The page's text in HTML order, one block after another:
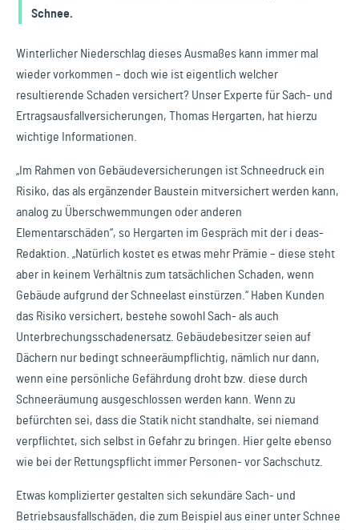
Schnee.
Winterlicher Niederschlag dieses Ausmaßes kann immer mal
wieder vorkommen – doch wie ist eigentlich welcher
resultierende Schaden versichert? Unser Experte für Sach- und
Ertragsausfallversicherungen, Thomas Hergarten, hat hierzu
wichtige Informationen.
„Im Rahmen von Gebäudeversicherungen ist Schneedruck ein
Risiko, das als ergänzender Baustein mitversichert werden kann,
analog zu Überschwemmungen oder anderen
Elementarschäden“, so Hergarten im Gespräch mit der i deas-
Redaktion. „Natürlich kostet es etwas mehr Prämie – diese steht
aber in keinem Verhältnis zum tatsächlichen Schaden, wenn
Gebäude aufgrund der Schneelast einstürzen.“ Haben Kunden
das Risiko versichert, bestehe sowohl Sach- als auch
Unterbrechungsschadenersatz. Gebäudebesitzer seien auf
Dächern nur bedingt schneeräumpflichtig, nämlich nur dann,
wenn eine persönliche Gefährdung droht bzw. diese durch
Schneeräumung ausgeschlossen werden kann. Wenn zu
befürchten sei, dass die Statik nicht standhalte, sei niemand
verpflichtet, sich selbst in Gefahr zu bringen. Hier gelte ebenso
wie bei der Rettungspflicht immer Personen- vor Sachschutz.
Etwas komplizierter gestalten sich sekundäre Sach- und
Betriebsausfallschäden, die zum Beispiel aus einer unter Schnee